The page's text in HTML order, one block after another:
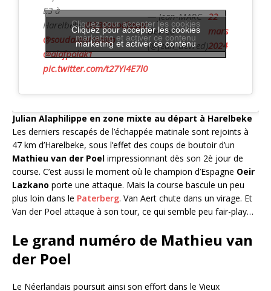
E3 à
Harelbeke.@E3SaxoClassic
@soudalquickstep
@alafpolak1
pic.twitter.com/t27Yi4E7l0
— Jean-MARC
Devred
(@jean_devred)
22
mars
2024
Cliquez pour accepter les cookies
marketing et activer ce contenu
Cliquez pour accepter les cookies
marketing et activer ce contenu
Julian Alaphilippe en zone mixte au départ à Harelbeke
Les derniers rescapés de l’échappée matinale sont rejoints à
47 km d’Harelbeke, sous l’effet des coups de boutoir d’un
Mathieu van der Poel impressionnant dès son 2è jour de
course. C’est aussi le moment où le champion d’Espagne Oeir
Lazkano porte une attaque. Mais la course bascule un peu
plus loin dans le Paterberg. Van Aert chute dans un virage. Et
Van der Poel attaque à son tour, ce qui semble peu fair-play…
Le grand numéro de Mathieu van
der Poel
Le Néerlandais poursuit ainsi son effort dans le Vieux